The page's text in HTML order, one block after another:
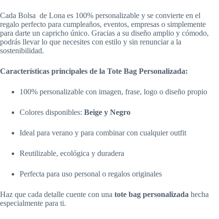
Cada Bolsa de Lona es 100% personalizable y se convierte en el
regalo perfecto para cumpleaños, eventos, empresas o simplemente
para darte un capricho único. Gracias a su diseño amplio y cómodo,
podrás llevar lo que necesites con estilo y sin renunciar a la
sostenibilidad.
Características principales de la Tote Bag Personalizada:
100% personalizable con imagen, frase, logo o diseño propio
Colores disponibles: Beige y Negro
Ideal para verano y para combinar con cualquier outfit
Reutilizable, ecológica y duradera
Perfecta para uso personal o regalos originales
Haz que cada detalle cuente con una tote bag personalizada hecha
especialmente para ti.